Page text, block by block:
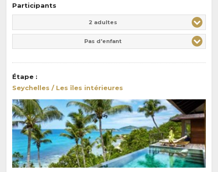
Participants
2 adultes
Pas d'enfant
Étape :
Seychelles / Les îles intérieures